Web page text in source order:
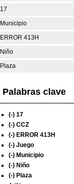
17
Municipio
ERROR 413H
Niño
Plaza
Palabras clave
(-) 17
(-) CCZ
(-) ERROR 413H
(-) Juego
(-) Municipio
(-) Niño
(-) Plaza